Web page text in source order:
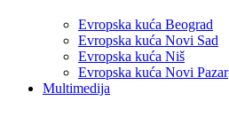
Evropska kuća Beograd
Evropska kuća Novi Sad
Evropska kuća Niš
Evropska kuća Novi Pazar
Multimedija